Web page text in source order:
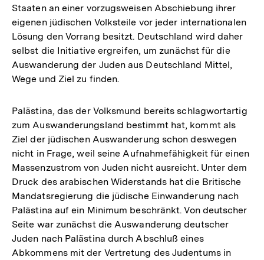
Staaten an einer vorzugsweisen Abschiebung ihrer
eigenen jüdischen Volksteile vor jeder internationalen
Lösung den Vorrang besitzt. Deutschland wird daher
selbst die Initiative ergreifen, um zunächst für die
Auswanderung der Juden aus Deutschland Mittel,
Wege und Ziel zu finden.
Palästina, das der Volksmund bereits schlagwortartig
zum Auswanderungsland bestimmt hat, kommt als
Ziel der jüdischen Auswanderung schon deswegen
nicht in Frage, weil seine Aufnahmefähigkeit für einen
Massenzustrom von Juden nicht ausreicht. Unter dem
Druck des arabischen Widerstands hat die Britische
Mandatsregierung die jüdische Einwanderung nach
Palästina auf ein Minimum beschränkt. Von deutscher
Seite war zunächst die Auswanderung deutscher
Juden nach Palästina durch Abschluß eines
Abkommens mit der Vertretung des Judentums in